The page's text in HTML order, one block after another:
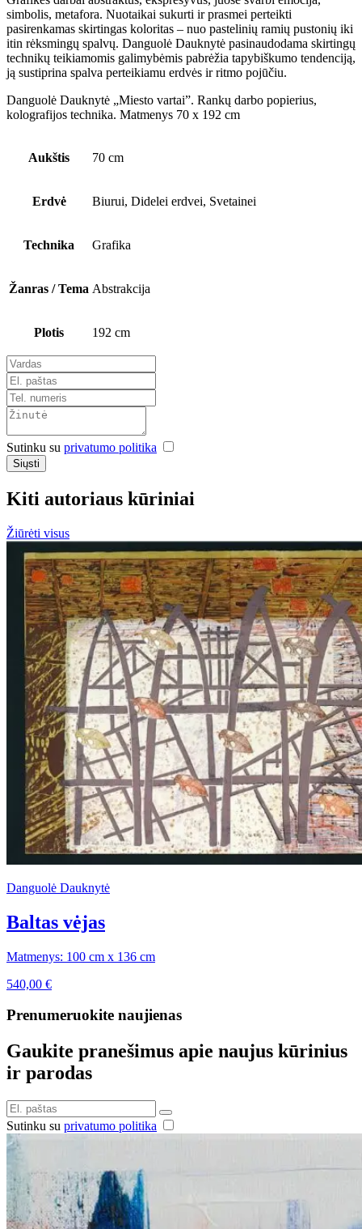
simbolis, metafora. Nuotaikai sukurti ir prasmei perteikti
pasirenkamas skirtingas koloritas – nuo pastelinių ramių pustonių iki
itin rėksmingų spalvų. Danguolė Dauknytė pasinaudodama skirtingų
technikų teikiamomis galimybėmis pabrėžia tapybiškumo tendenciją,
ją sustiprina spalva perteikiamu erdvės ir ritmo pojūčiu.
Danguolė Dauknytė „Miesto vartai”. Rankų darbo popierius,
kolografijos technika. Matmenys 70 x 192 cm
Aukštis 70 cm
Erdvė Biurui, Didelei erdvei, Svetainei
Technika Grafika
Žanras / Tema Abstrakcija
Plotis 192 cm
Sutinku su privatumo politika
Siųsti
Kiti autoriaus kūriniai
Žiūrėti visus
Danguolė Dauknytė
Baltas vėjas
Matmenys: 100 cm x 136 cm
540,00 €
Prenumeruokite naujienas
Gaukite pranešimus apie naujus kūrinius
ir parodas
Sutinku su privatumo politika